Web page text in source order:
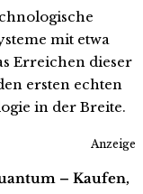
mit etwa
Erreichen dieser
ersten echten
in der Breite.
Anzeige
– Kaufen,